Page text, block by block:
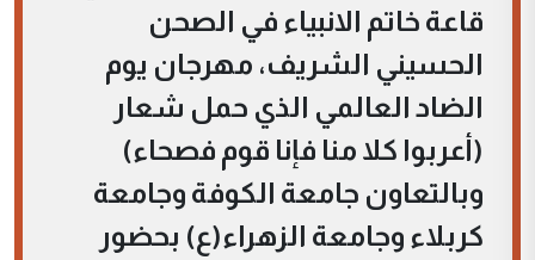
قاعة خاتم الانبياء في الصحن
الحسيني الشريف، مهرجان يوم
الضاد العالمي الذي حمل شعار
(أعربوا كلا منا فإنا قوم فصحاء)
وبالتعاون جامعة الكوفة وجامعة
كربلاء وجامعة الزهراء(ع) بحضور